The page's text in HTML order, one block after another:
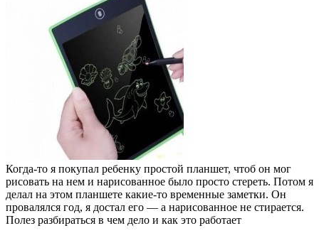
Когда-то я покупал ребенку простой планшет, чтоб он мог
рисовать на нем и нарисованное было просто стереть. Потом я
делал на этом планшете какие-то временные заметки. Он
провалялся год, я достал его — а нарисованное не стирается.
Полез разбираться в чем дело и как это работает